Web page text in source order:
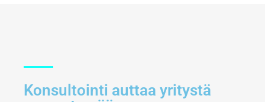
Konsultointi auttaa yritystä